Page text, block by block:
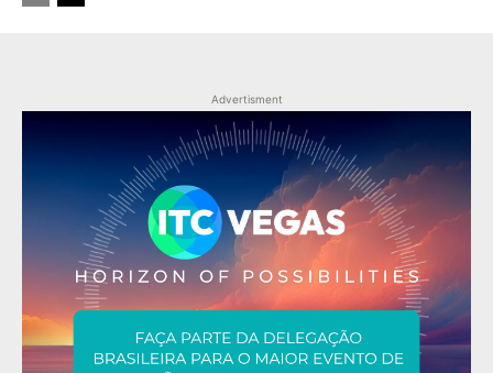
Advertisment